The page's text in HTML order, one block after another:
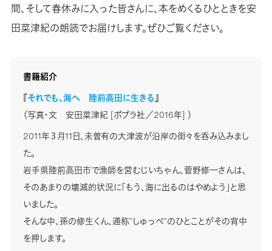
間、そして春休みに入った皆さんに、本をめくるひとときを安
田菜津紀の朗読でお届けします。ぜひご覧ください。
書籍紹介
『それでも、海へ 陸前高田に生きる 』
（写真・文 安田菜津紀 [ポプラ社／2016年] ）
2011年３月11日、未曽有の大津波が沿岸の街々を呑み込みまし
た。
岩手県陸前高田市で漁師を営むじいちゃん、菅野修一さんは、
そのあまりの壊滅的状況に「もう、海に出るのはやめよう」と思
いました。
そんな中、孫の修生くん、通称”しゅっぺ”のひとことがその背中
を押します。